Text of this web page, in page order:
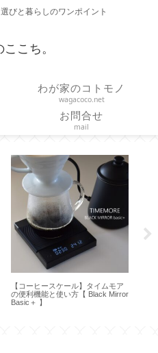
びと暮らしのワンポイント
こち。
わが家のコトモノ
wagacoco.net
お問合せ
mail
【コーヒースケール】タイムモア
の便利機能と使い方【 Black Mirror
Basic＋ 】